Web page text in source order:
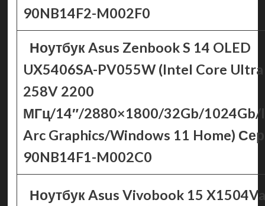
90NB14F2-M002F0
Ноутбук Asus Zenbook S 14 OLED
UX5406SA-PV055W (Intel Core
258V 2200
МГц/14″/2880×1800/32Gb/
Arc Graphics/Windows 11 Home)
90NB14F1-M002C0
Ноутбук Asus Vivobook 15